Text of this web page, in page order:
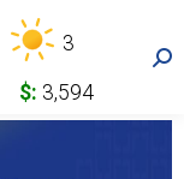
3
$: 3,594